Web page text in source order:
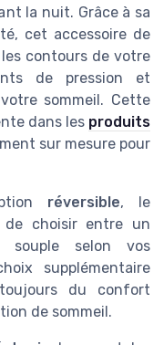
la nuit. Grâce à sa
cet accessoire de
contours de votre
de pression et
sommeil. Cette
dans les produits
sur mesure pour
réversible, le
de choisir entre un
selon vos
supplémentaire
du confort
de sommeil.